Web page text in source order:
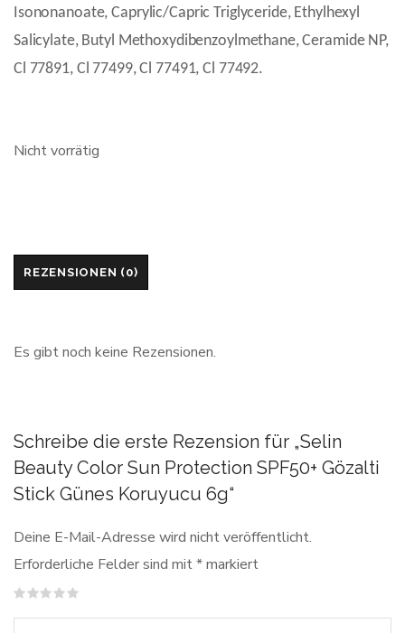
Isononanoate, Caprylic/Capric Triglyceride, Ethylhexyl
Salicylate, Butyl Methoxydibenzoylmethane, Ceramide NP,
Cl 77891, Cl 77499, Cl 77491, Cl 77492.
Nicht vorrätig
REZENSIONEN (0)
Es gibt noch keine Rezensionen.
Schreibe die erste Rezension für „Selin
Beauty Color Sun Protection SPF50+ Gözalti
Stick Günes Koruyucu 6g“
Deine E-Mail-Adresse wird nicht veröffentlicht.
Erforderliche Felder sind mit*markiert